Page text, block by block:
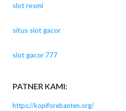
slot resmi
situs slot gacor
slot gacor 777
PATNER KAMI:
https://kopiforebanten.org/